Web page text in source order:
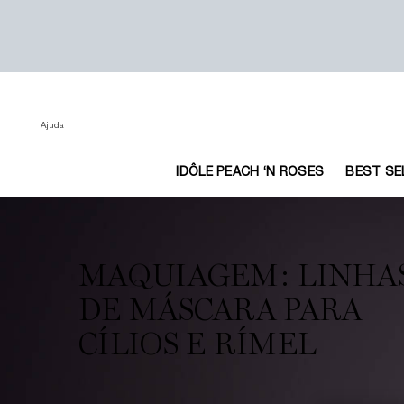
Ajuda
IDÔLE PEACH ‘N ROSES BEST
MAQUIAGEM:
DE MÁSCARA PARA
CÍLIOS E RÍMEL